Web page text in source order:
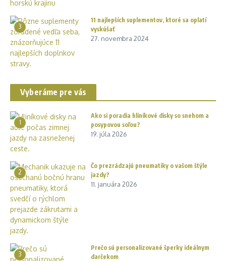
3
11 najlepších suplementov, ktoré sa oplatí
vyskúšať
27. novembra 2024
Vyberáme pre vás
1
Ako si poradia hliníkové disky so snehom a
posypovou soľou?
19. júla 2026
2
Čo prezrádzajú pneumatiky o vašom štýle
jazdy?
11. januára 2026
3
Prečo sú personalizované šperky ideálnym
darčekom